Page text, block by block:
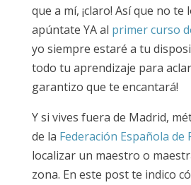
que a mí, ¡claro! Así que no te
apúntate YA al primer curso
yo siempre estaré a tu
todo tu aprendizaje para
garantizo que te encantará!
Y si vives fuera de Madrid,
de la Federación Española de
localizar un maestro o
zona. En este post te indico